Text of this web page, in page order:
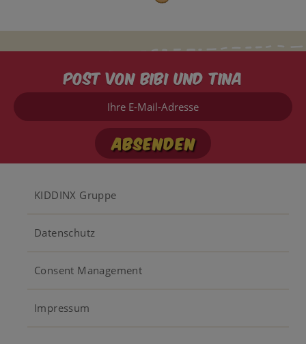
Post von Bibi und Tina
Ihre
Mail-
Footer
KIDDINX Gruppe
Datenschutz
Consent Management
Impressum